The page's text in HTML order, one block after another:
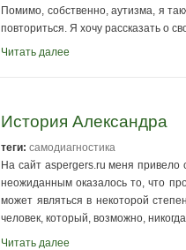
Помимо, собственно, аутизма, я
повториться. Я хочу рассказать о
Читать далее
История Александра
теги: самодиагностика
На сайт aspergers.ru меня привело
неожиданным оказалось то, что
может являться в некоторой
человек, который, возможно,
Читать далее